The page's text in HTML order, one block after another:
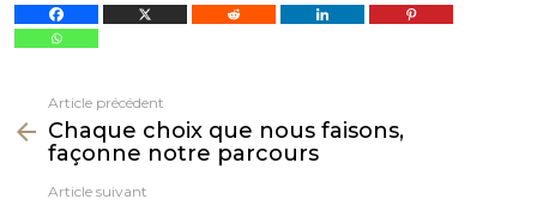
plus
Article précédent
Chaque choix que nous faisons,
façonne notre parcours
Article suivant